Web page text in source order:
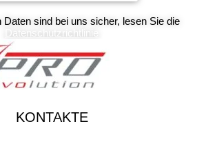
Daten sind bei uns sicher, lesen Sie die
Datenschutzrichtlinie
KONTAKTE